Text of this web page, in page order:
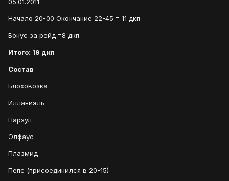
05.01.2011
Начало 20-00 Окончание 22-45 = 11 дкп
Бонус за рейд =8 дкп
Итого: 19 дкп
Состав
Блоховозка
Илланиэль
Нарзул
Элфаус
Плазмид
Пепс (присоединился в 20-15)